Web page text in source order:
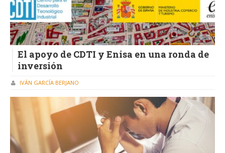
El apoyo de CDTI y Enisa en una ronda de
inversión
IVÁN GARCÍA BERJANO